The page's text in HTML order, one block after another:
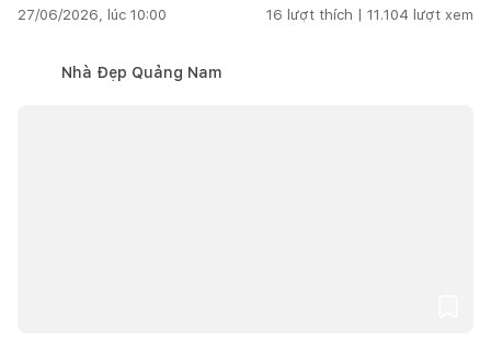
27/06/2026, lúc 10:00 16 lượt thích | 11.104 lượt xem
Nhà Đẹp Quảng Nam